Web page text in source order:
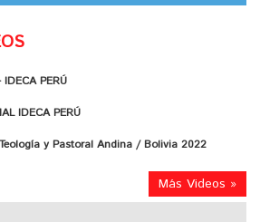
PERÚ
IDECA PERÚ
y Pastoral Andina / Bolivia 2022
Más Videos »